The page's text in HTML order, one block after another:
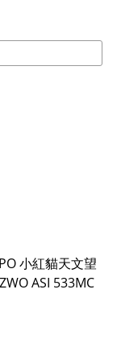
小紅貓天文望
ZWO ASI 533MC